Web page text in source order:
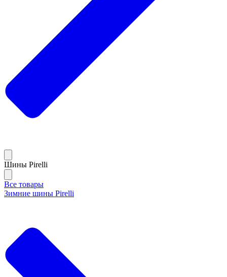
Шины Pirelli
Все товары
Зимние шины Pirelli